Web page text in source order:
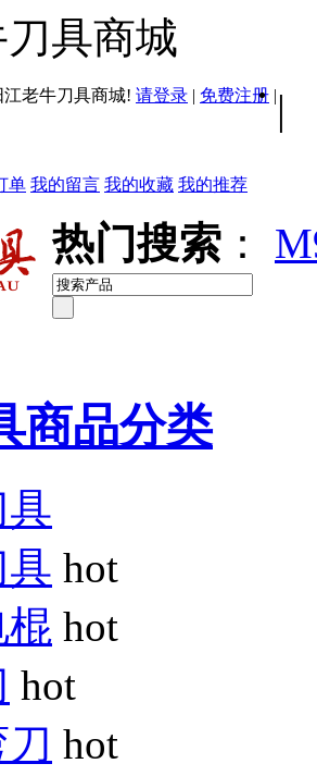
具商城
老牛刀具商城! 请登录 | 免费注册 | |
单 我的留言 我的收藏 我的推荐
热门搜索 ：
商品分类
具
具 hot
棍 hot
hot
hot